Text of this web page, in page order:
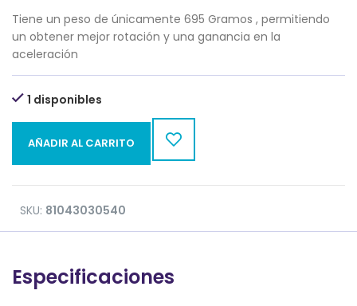
Tiene un peso de únicamente 695 Gramos , permitiendo
un obtener mejor rotación y una ganancia en la
aceleración
1 disponibles
AÑADIR AL CARRITO
SKU: 81043030540
Especificaciones